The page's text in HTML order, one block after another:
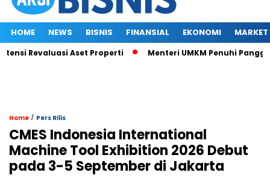
HOME NEWS BISNIS FINANSIAL EKONOMI MARKET
Revaluasi Aset Properti Menteri UMKM Penuhi Panggilan
Home / Pers Rilis
CMES Indonesia International
Machine Tool Exhibition 2026 Debut
pada 3-5 September di Jakarta